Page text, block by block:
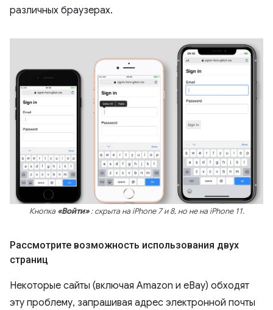
различных браузерах.
Кнопка«Войти»: скрыта на iPhone 7 и 8, но не на iPhone 11.
Рассмотрите возможность использования двух
страниц
Некоторые сайты (включая Amazon и eBay) обходят
эту проблему, запрашивая адрес электронной почты